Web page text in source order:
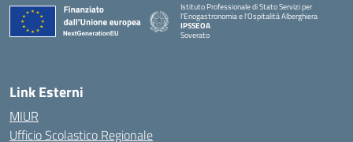
Istituto Professionale di Stato Servizi per
l'Enogastronomia e l'Ospitalità Alberghiera
IPSSEOA
Soverato
Link Esterni
MIUR
Ufficio Scolastico Regionale